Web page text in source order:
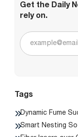
Get the Daily
rely on.
Tags
Dynamic Fume
Smart Nesting